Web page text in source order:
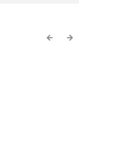
Previous
Next